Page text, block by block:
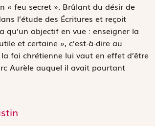
« feu secret ». Brûlant du désir de
l’étude des Écritures et reçoit
qu’un objectif en vue : enseigner la
et certaine », c’est-à-dire au
foi chrétienne lui vaut en effet d’être
Aurèle auquel il avait pourtant